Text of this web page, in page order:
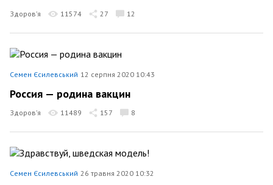
Здоров’я 11574 27 12
Семен Єсилевський 12 серпня 2020 10:43
Россия — родина вакцин
Здоров’я 11489 157 8
Семен Єсилевський 26 травня 2020 10:32